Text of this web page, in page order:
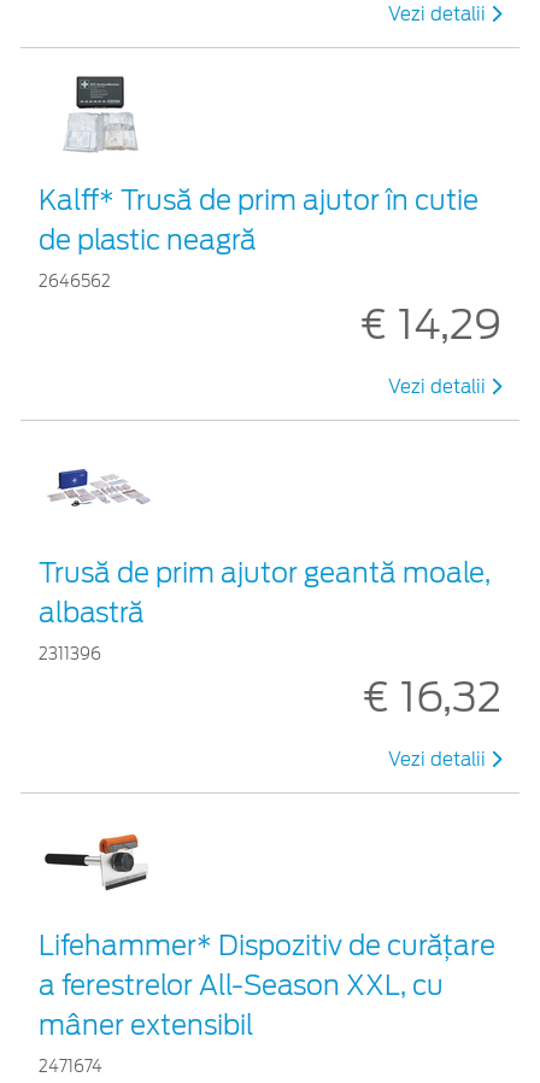
Vezi detalii
Kalff* Trusă de prim ajutor în cutie
de plastic neagră
2646562
€ 14,29
Vezi detalii
Trusă de prim ajutor geantă moale,
albastră
2311396
€ 16,32
Vezi detalii
Lifehammer* Dispozitiv de curățare
a ferestrelor All-Season XXL, cu
mâner extensibil
2471674